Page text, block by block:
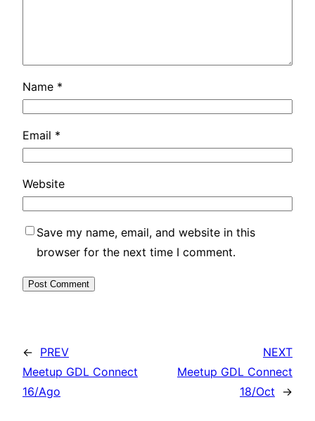
Name *
Email *
Website
Save my name, email, and website in this
browser for the next time I comment.
← PREV
Meetup GDL Connect
16/Ago
NEXT
Meetup GDL Connect
18/Oct
→